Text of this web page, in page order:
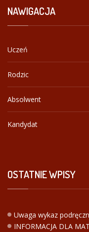
NAWIGACJA
Uczeń
Rodzic
Absolwent
Kandydat
OSTATNIEWPISY
Uwaga wykaz
INFORMACJA DLA